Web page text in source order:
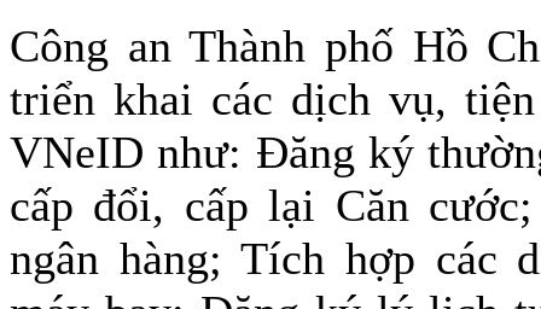
Công an Thành phố Hồ
triển khai các dịch vụ,
VNeID như: Đăng ký
cấp đổi, cấp lại Căn
ngân hàng; Tích hợp các